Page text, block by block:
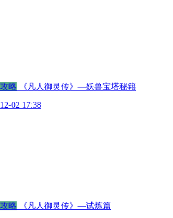
攻略 《凡人御灵传》—妖兽宝塔秘籍
12-02 17:38
攻略 《凡人御灵传》—试炼篇